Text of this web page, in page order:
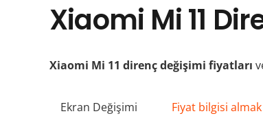
Xiaomi Mi 11
Xiaomi Mi 11 direnç değişimi fiyatları
Ekran Değişimi
Fiyat bilgisi